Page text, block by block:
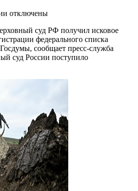
отключены
суд РФ получил исковое
федерального списка
сообщает пресс-служба
суд России поступило